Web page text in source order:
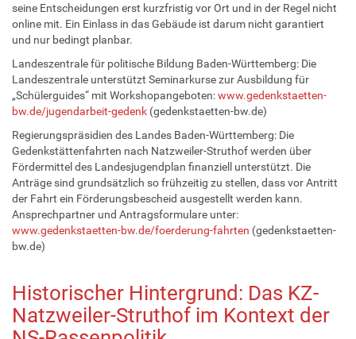
seine Entscheidungen erst kurzfristig vor Ort und in der Regel nicht
online mit. Ein Einlass in das Gebäude ist darum nicht garantiert
und nur bedingt planbar.
Landeszentrale für politische Bildung Baden-Württemberg: Die
Landeszentrale unterstützt Seminarkurse zur Ausbildung für
„Schülerguides“ mit Workshopangeboten:www.gedenkstaetten-
bw.de/jugendarbeit-gedenk (gedenkstaetten-bw.de)
Regierungspräsidien des Landes Baden-Württemberg: Die
Gedenkstättenfahrten nach Natzweiler-Struthof werden über
Fördermittel des Landesjugendplan finanziell unterstützt. Die
Anträge sind grundsätzlich so frühzeitig zu stellen, dass vor Antritt
der Fahrt ein Förderungsbescheid ausgestellt werden kann.
Ansprechpartner und Antragsformulare unter:
www.gedenkstaetten-bw.de/foerderung-fahrten (gedenkstaetten-
bw.de)
Historischer Hintergrund: Das KZ-
Natzweiler-Struthof im Kontext der